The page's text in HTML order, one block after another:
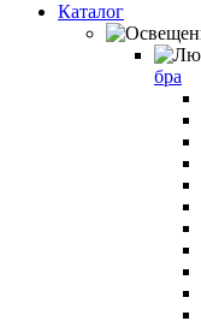
Каталог
бра